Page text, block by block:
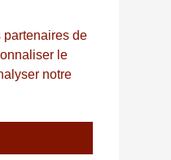
partenaires de
le
notre